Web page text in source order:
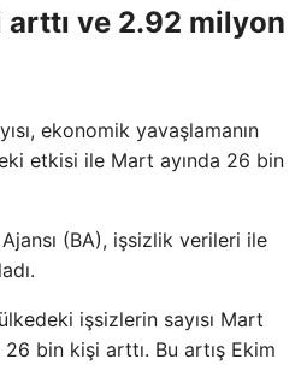
ve 2.92 milyon
ekonomik yavaşlamanın
etkisi ile Mart ayında 26 bin
(BA), işsizlik verileri ile
işsizlerin sayısı Mart
26 bin kişi arttı. Bu artış Ekim